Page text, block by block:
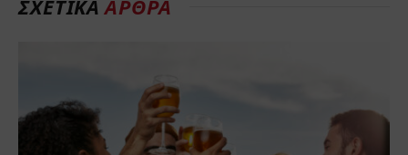
ΣΧΕΤΙΚΑΑΡΘΡΑ